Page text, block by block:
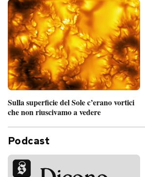
Sulla superficie del Sole c’erano vortici
che non riuscivamo a vedere
Podcast